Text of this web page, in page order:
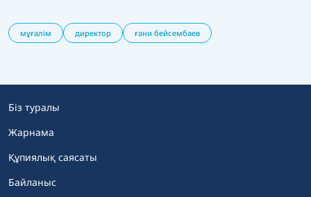
мұғалім директор ғани бейсембаев
Біз туралы
Жарнама
Құпиялық саясаты
Байланыс